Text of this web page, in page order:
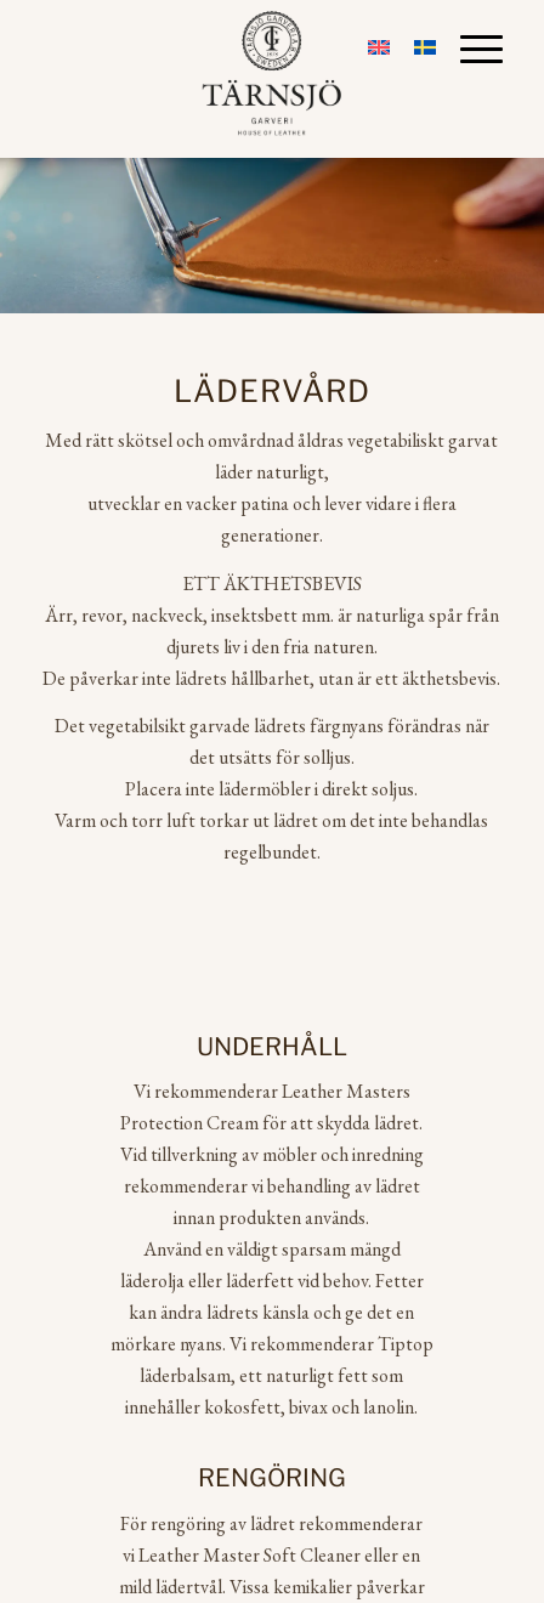
LÄDERVÅRD
Med rätt skötsel och omvårdnad åldras vegetabiliskt garvat
läder naturligt,
utvecklar en vacker patina och lever vidare i flera
generationer.
ETT ÄKTHETSBEVIS
Ärr, revor, nackveck, insektsbett mm. är naturliga spår från
djurets liv i den fria naturen.
De påverkar inte lädrets hållbarhet, utan är ett äkthetsbevis.
Det vegetabilsikt garvade lädrets färgnyans förändras när
det utsätts för solljus.
Placera inte lädermöbler i direkt soljus.
Varm och torr luft torkar ut lädret om det inte behandlas
regelbundet.
UNDERHÅLL
Vi rekommenderar Leather Masters
Protection Cream för att skydda lädret.
Vid tillverkning av möbler och inredning
rekommenderar vi behandling av lädret
innan produkten används.
Använd en väldigt sparsam mängd
läderolja eller läderfett vid behov. Fetter
kan ändra lädrets känsla och ge det en
mörkare nyans. Vi rekommenderar Tiptop
läderbalsam, ett naturligt fett som
innehåller kokosfett, bivax och lanolin.
RENGÖRING
För rengöring av lädret rekommenderar
vi Leather Master Soft Cleaner eller en
mild lädertvål. Vissa kemikalier påverkar